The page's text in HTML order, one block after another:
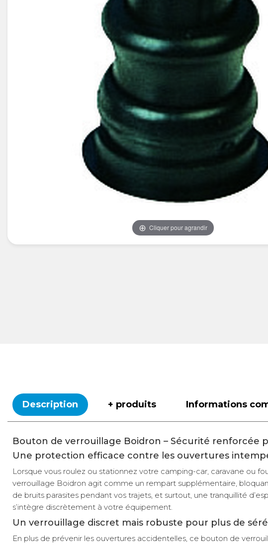
Voyages et
Avantages
Cliquer pour agrandir
Description + produits Informations
Bouton de verrouillage Boidron – Sécurité renforcée
Une protection efficace contre les ouvertures
Lorsque vous roulez ou stationnez votre camping-car, caravane ou
verrouillage Boidron agit comme un rempart supplémentaire,
de bruits parasites pendant vos trajets, et surtout, une tranquillité
s’intègre discrètement à votre équipement.
Un verrouillage discret mais robuste pour plus de
En plus de prévenir les ouvertures accidentelles, ce bouton de